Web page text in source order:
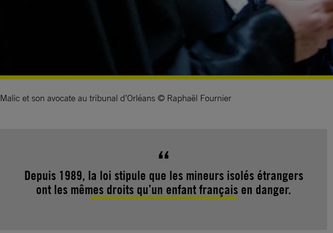
Malic et son avocate au tribunal d’Orléans © Raphaël Fournier
Depuis 1989, la loi stipule que les mineurs isolés étrangers
ont les mêmes droits qu’un enfant français en danger.